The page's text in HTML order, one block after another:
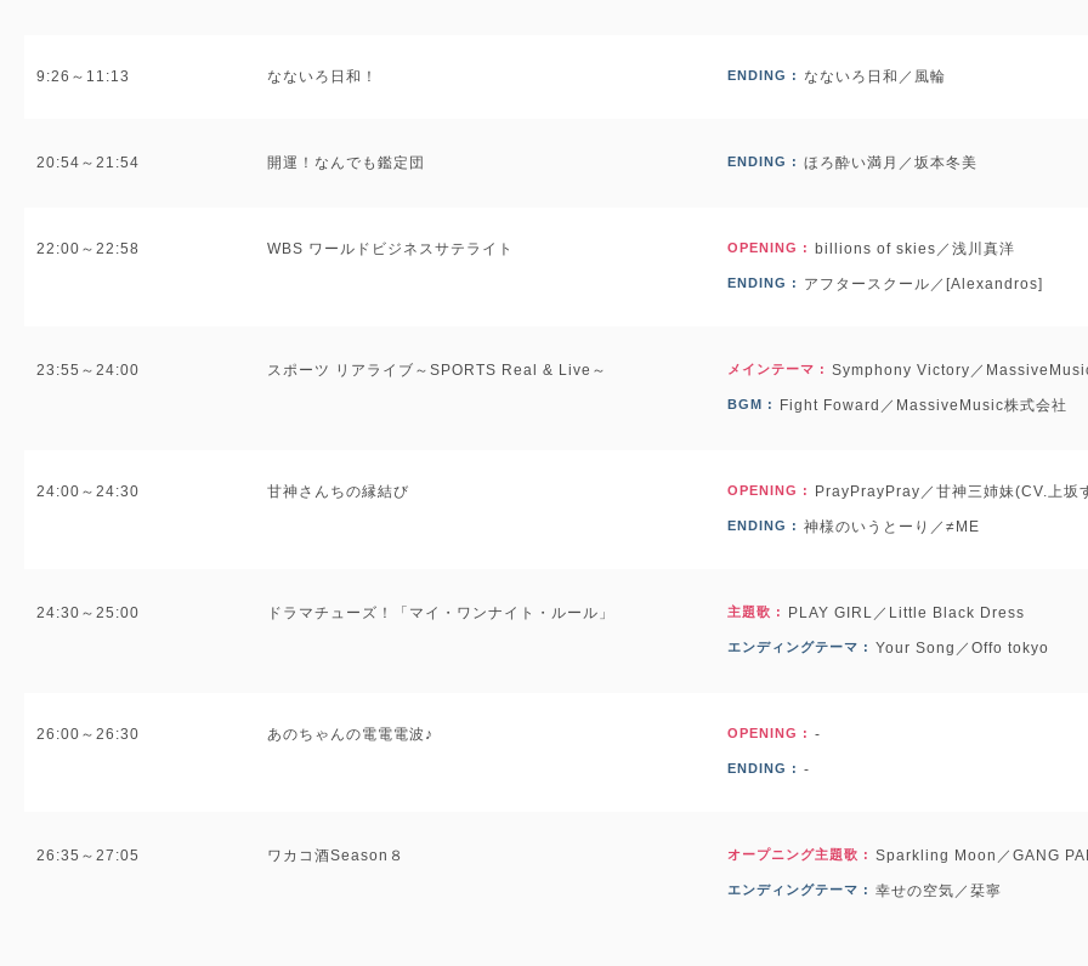
9:26～11:13 なないろ日和！ ENDING : なないろ日和／風輪
20:54～21:54 開運！なんでも鑑定団 ENDING : ほろ酔い満月／坂本冬美
22:00～22:58 WBS ワールドビジネスサテライト OPENING : billions of skies／浅川真洋
ENDING : アフタースクール／[Alexandros]
23:55～24:00 スポーツ リアライブ～SPORTS Real & Live～ メインテーマ : Symphony Victory／
BGM : Fight Foward／MassiveMusic株式会社
24:00～24:30 甘神さんちの縁結び OPENING : PrayPrayPray／甘神三姉妹(CV.上坂
ENDING : 神様のいうとーり／≠ME
24:30～25:00 ドラマチューズ！「マイ・ワンナイト・ルール」 主題歌 : PLAY GIRL／Little Black Dress
エンディングテーマ : Your Song／Offo tokyo
26:00～26:30 あのちゃんの電電電波♪ OPENING : -
ENDING : -
26:35～27:05 ワカコ酒Season８ オープニング主題歌 : Sparkling Moon／GANG
エンディングテーマ : 幸せの空気／栞寧